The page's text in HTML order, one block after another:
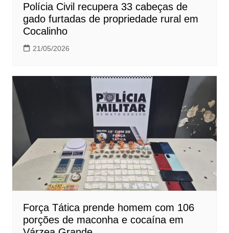
Polícia Civil recupera 33 cabeças de
gado furtadas de propriedade rural em
Cocalinho
21/05/2026
Força Tática prende homem com 106
porções de maconha e cocaína em